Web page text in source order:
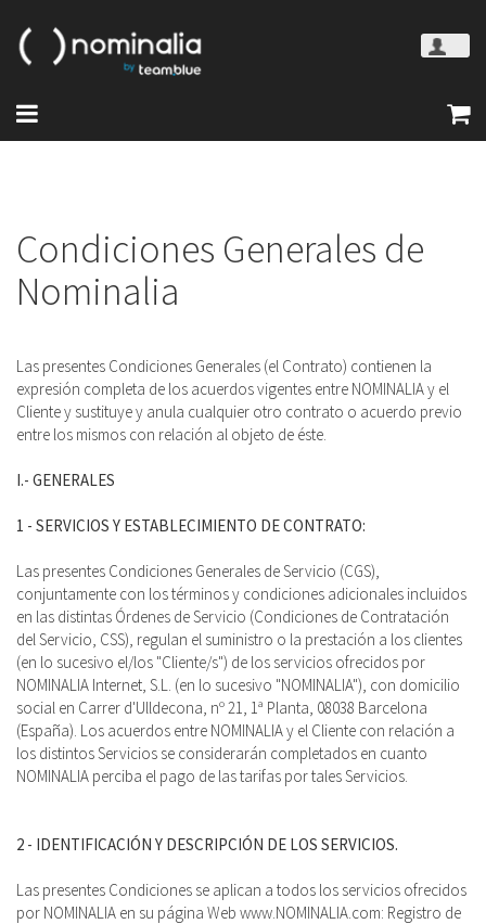
Condiciones Generales de
Nominalia
Las presentes Condiciones Generales (el Contrato) contienen la
expresión completa de los acuerdos vigentes entre NOMINALIA y el
Cliente y sustituye y anula cualquier otro contrato o acuerdo previo
entre los mismos con relación al objeto de éste.
I.- GENERALES
1 - SERVICIOS Y ESTABLECIMIENTO DE CONTRATO:
Las presentes Condiciones Generales de Servicio (CGS),
conjuntamente con los términos y condiciones adicionales incluidos
en las distintas Órdenes de Servicio (Condiciones de Contratación
del Servicio, CSS), regulan el suministro o la prestación a los clientes
(en lo sucesivo el/los "Cliente/s") de los servicios ofrecidos por
NOMINALIA Internet, S.L. (en lo sucesivo "NOMINALIA"), con domicilio
social en Carrer d'Ulldecona, nº 21, 1ª Planta, 08038 Barcelona
(España). Los acuerdos entre NOMINALIA y el Cliente con relación a
los distintos Servicios se considerarán completados en cuanto
NOMINALIA perciba el pago de las tarifas por tales Servicios.
2 - IDENTIFICACIÓN Y DESCRIPCIÓN DE LOS SERVICIOS.
Las presentes Condiciones se aplican a todos los servicios ofrecidos
por NOMINALIA en su página Web www.NOMINALIA.com: Registro de